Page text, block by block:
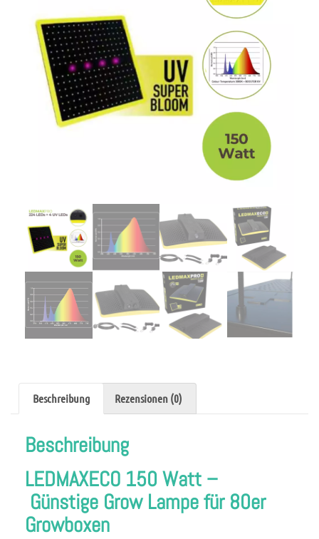
Beschreibung Rezensionen (0)
Beschreibung
LEDMAXECO 150 Watt –
Günstige Grow Lampe für 80er
Growboxen